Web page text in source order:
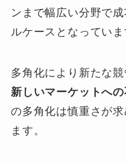
ンまで幅広い分野で
ルケースとなっていま
多角化により新たな
新しいマーケットへ
の多角化は慎重さが
ます。